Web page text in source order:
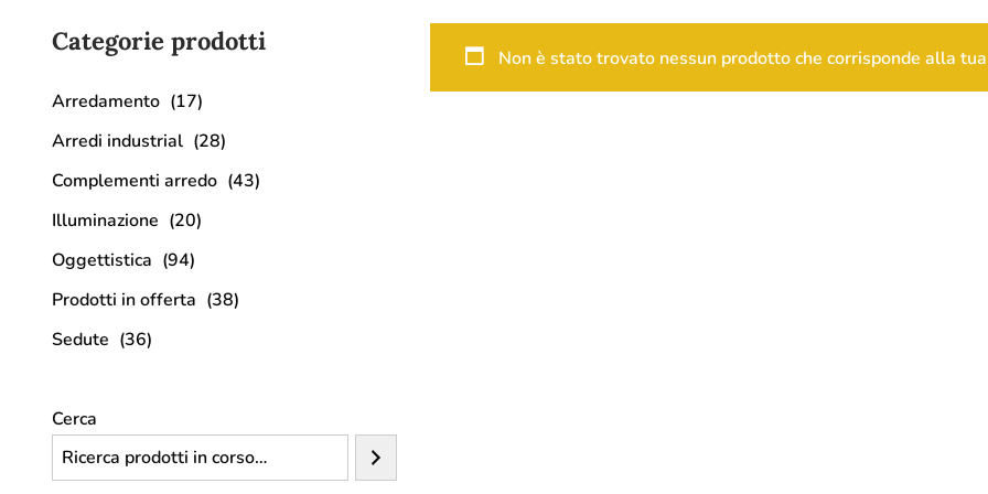
Non è stato trovato nessun prodotto che corrisponde alla
Categorie prodotti
Arredamento (17)
Arredi industrial (28)
Complementi arredo (43)
Illuminazione (20)
Oggettistica (94)
Prodotti in offerta (38)
Sedute (36)
Cerca